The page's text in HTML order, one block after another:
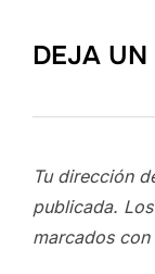
DEJA UN
Tu dirección
publicada.
marcados con